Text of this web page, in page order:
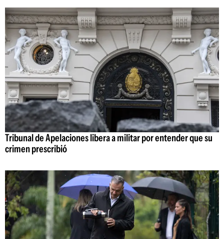
Tribunal de Apelaciones libera a militar por entender que su
crimen prescribió